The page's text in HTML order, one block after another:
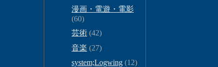
漫画・電遊・電影
(60)
芸術 (42)
音楽 (27)
system;Logwing (12)